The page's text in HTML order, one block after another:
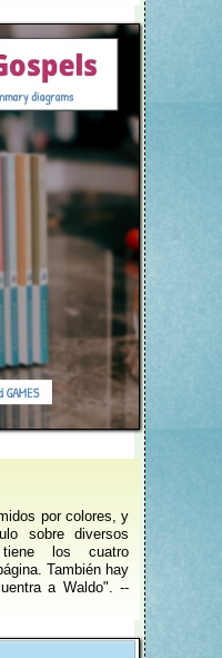
por colores, y
sobre diversos
los cuatro
También hay
a Waldo". --